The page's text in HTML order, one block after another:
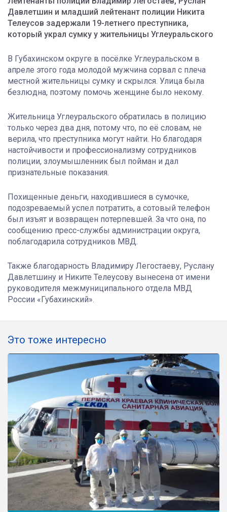
Давлетшин и младший лейтенант полиции Никита
Телеусов задержали 19-летнего преступника,
который украл сумку у жительницы Углеуральского
В Губахинском округе в посёлке Углеуральском в
апреле этого года молодой мужчина сорвал с плеча
местной жительницы сумку и скрылся. Улица была
безлюдна, поэтому помочь женщине было некому.
Жительница Углеуральского обратилась в полицию
только через два дня, потому что, по её словам, не
верила, что преступника могут найти. Но благодаря
настойчивости и профессионализму сотрудников
полиции, злоумышленник был пойман и дал
признательные показания.
Похищенные деньги, находившиеся в сумочке,
подозреваемый успел потратить, а сотовый телефон
был изъят и возвращен потерпевшей. За что она, по
сообщению пресс-службы администрации округа,
поблагодарила сотрудников МВД.
Также благодарность Владимиру Легостаеву, Руслану
Давлетшину и Никите Телеусову вынесена от имени
руководителя межмуниципального отдела МВД
России «Губахинский».
Это тоже интересно